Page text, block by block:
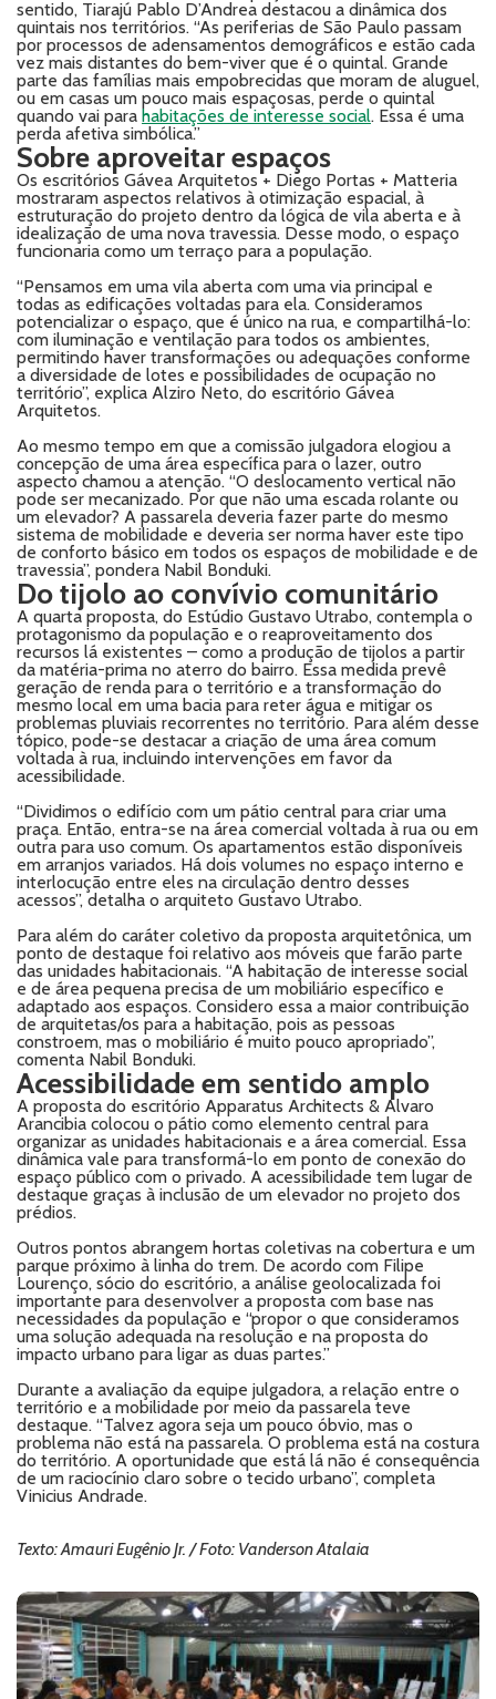
sentido, Tiarajú Pablo D’Andrea destacou a dinâmica dos
quintais nos territórios. “As periferias de São Paulo passam
por processos de adensamentos demográficos e estão cada
vez mais distantes do bem-viver que é o quintal. Grande
parte das famílias mais empobrecidas que moram de aluguel,
ou em casas um pouco mais espaçosas, perde o quintal
quando vai para habitações de interesse social. Essa é uma
perda afetiva simbólica.”
Sobre aproveitar espaços
Os escritórios Gávea Arquitetos + Diego Portas + Matteria
mostraram aspectos relativos à otimização espacial, à
estruturação do projeto dentro da lógica de vila aberta e à
idealização de uma nova travessia. Desse modo, o espaço
funcionaria como um terraço para a população.
“Pensamos em uma vila aberta com uma via principal e
todas as edificações voltadas para ela. Consideramos
potencializar o espaço, que é único na rua, e compartilhá-lo:
com iluminação e ventilação para todos os ambientes,
permitindo haver transformações ou adequações conforme
a diversidade de lotes e possibilidades de ocupação no
território”, explica Alziro Neto, do escritório Gávea
Arquitetos.
Ao mesmo tempo em que a comissão julgadora elogiou a
concepção de uma área específica para o lazer, outro
aspecto chamou a atenção. “O deslocamento vertical não
pode ser mecanizado. Por que não uma escada rolante ou
um elevador? A passarela deveria fazer parte do mesmo
sistema de mobilidade e deveria ser norma haver este tipo
de conforto básico em todos os espaços de mobilidade e de
travessia”, pondera Nabil Bonduki.
Do tijolo ao convívio comunitário
A quarta proposta, do Estúdio Gustavo Utrabo, contempla o
protagonismo da população e o reaproveitamento dos
recursos lá existentes – como a produção de tijolos a partir
da matéria-prima no aterro do bairro. Essa medida prevê
geração de renda para o território e a transformação do
mesmo local em uma bacia para reter água e mitigar os
problemas pluviais recorrentes no território. Para além desse
tópico, pode-se destacar a criação de uma área comum
voltada à rua, incluindo intervenções em favor da
acessibilidade.
“Dividimos o edifício com um pátio central para criar uma
praça. Então, entra-se na área comercial voltada à rua ou em
outra para uso comum. Os apartamentos estão disponíveis
em arranjos variados. Há dois volumes no espaço interno e
interlocução entre eles na circulação dentro desses
acessos”, detalha o arquiteto Gustavo Utrabo.
Para além do caráter coletivo da proposta arquitetônica, um
ponto de destaque foi relativo aos móveis que farão parte
das unidades habitacionais. “A habitação de interesse social
e de área pequena precisa de um mobiliário específico e
adaptado aos espaços. Considero essa a maior contribuição
de arquitetas/os para a habitação, pois as pessoas
constroem, mas o mobiliário é muito pouco apropriado”,
comenta Nabil Bonduki.
Acessibilidade em sentido amplo
A proposta do escritório Apparatus Architects & Alvaro
Arancibia colocou o pátio como elemento central para
organizar as unidades habitacionais e a área comercial. Essa
dinâmica vale para transformá-lo em ponto de conexão do
espaço público com o privado. A acessibilidade tem lugar de
destaque graças à inclusão de um elevador no projeto dos
prédios.
Outros pontos abrangem hortas coletivas na cobertura e um
parque próximo à linha do trem. De acordo com Filipe
Lourenço, sócio do escritório, a análise geolocalizada foi
importante para desenvolver a proposta com base nas
necessidades da população e “propor o que consideramos
uma solução adequada na resolução e na proposta do
impacto urbano para ligar as duas partes.”
Durante a avaliação da equipe julgadora, a relação entre o
território e a mobilidade por meio da passarela teve
destaque. “Talvez agora seja um pouco óbvio, mas o
problema não está na passarela. O problema está na costura
do território. A oportunidade que está lá não é consequência
de um raciocínio claro sobre o tecido urbano”, completa
Vinicius Andrade.
Texto: Amauri Eugênio Jr. / Foto: Vanderson Atalaia